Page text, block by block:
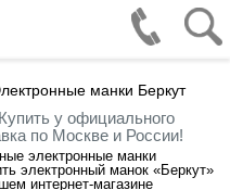
манки Беркут
у официального
по Москве и России!
электронные манки
электронный манок «Беркут»
интернет-магазине